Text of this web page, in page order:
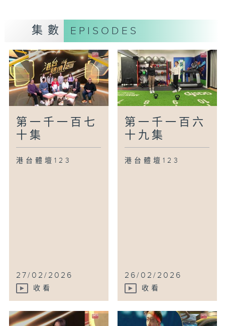
集數 EPISODES
第一千一百七
十集
港台體壇123
27/02/2026
收看
第一千一百六
十九集
港台體壇123
26/02/2026
收看